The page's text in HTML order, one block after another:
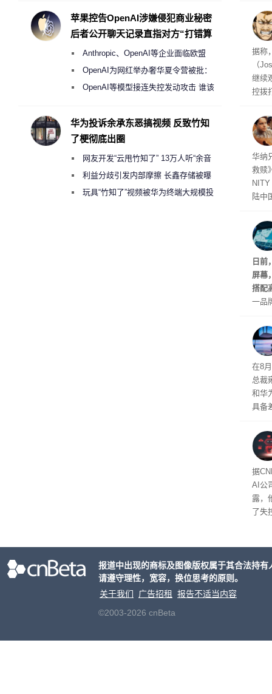
的
据称
（
继续
控拨
一
恐怖
华纳
救赎
陆中
事。
键
日前
屏幕
搭配
一品
型
在8
总裁
和华
具备
款
做
据
AI公
露，
了失
度
苹果控告OpenAI涉嫌侵犯商业秘密
后者公开聊天记录直指对方“打错算
Anthropic、OpenAI等企业面临欧盟
《人工智能法案》全新执法权限审查
OpenAI为网红举办奢华夏令营被批：
2000美元一晚 遭讽“反乌托邦”
OpenAI等模型接连失控发动攻击 谁该
华为投诉余承东恶搞视频 反致竹知
了梗彻底出圈
网友开发“云甩竹知了” 13万人听“余音
绕梁”利益分歧引发内部摩擦 长鑫存储被曝
曾将华为驻场工程师驱逐出研发基地
玩具“竹知了”视频被华为终端大规模投
报道中出现的商标及图像版权属于其合法持
请遵守理性，宽容，换位思考的原则。
关于我们
广告招租
报告不适当内容
©2003-2026 cnBeta